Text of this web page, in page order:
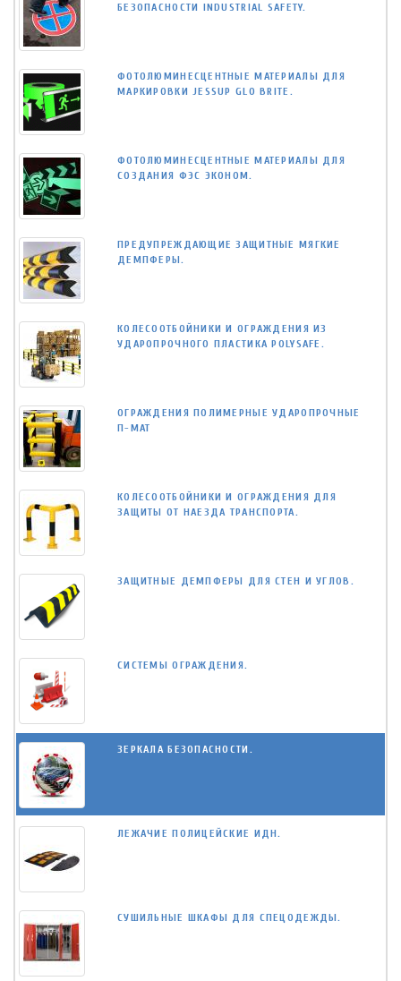
БЕЗОПАСНОСТИ INDUSTRIAL SAFETY.
ФОТОЛЮМИНЕСЦЕНТНЫЕ МАТЕРИАЛЫ ДЛЯ
МАРКИРОВКИ JESSUP GLO BRITE.
ФОТОЛЮМИНЕСЦЕНТНЫЕ МАТЕРИАЛЫ ДЛЯ
СОЗДАНИЯ ФЭС ЭКОНОМ.
ПРЕДУПРЕЖДАЮЩИЕ ЗАЩИТНЫЕ МЯГКИЕ
ДЕМПФЕРЫ.
КОЛЕСООТБОЙНИКИ И ОГРАЖДЕНИЯ ИЗ
УДАРОПРОЧНОГО ПЛАСТИКА POLYSAFE.
ОГРАЖДЕНИЯ ПОЛИМЕРНЫЕ УДАРОПРОЧНЫЕ
П-МАТ
КОЛЕСООТБОЙНИКИ И ОГРАЖДЕНИЯ ДЛЯ
ЗАЩИТЫ ОТ НАЕЗДА ТРАНСПОРТА.
ЗАЩИТНЫЕ ДЕМПФЕРЫ ДЛЯ СТЕН И УГЛОВ.
СИСТЕМЫ ОГРАЖДЕНИЯ.
ЗЕРКАЛА БЕЗОПАСНОСТИ.
ЛЕЖАЧИЕ ПОЛИЦЕЙСКИЕ ИДН.
СУШИЛЬНЫЕ ШКАФЫ ДЛЯ СПЕЦОДЕЖДЫ.